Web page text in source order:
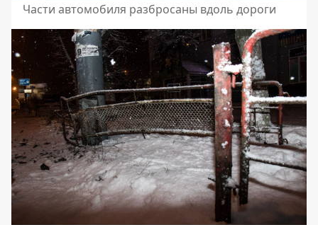
Части автомобиля разбросаны вдоль дороги